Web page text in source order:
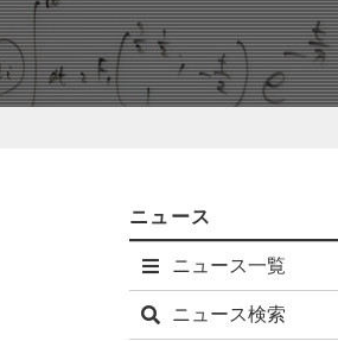
ニュース
ニュース一覧
ニュース検索